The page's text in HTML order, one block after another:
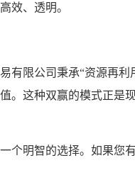
效、透明。
有限公司秉承“资源再利
。这种双赢的模式正是
个明智的选择。如果您